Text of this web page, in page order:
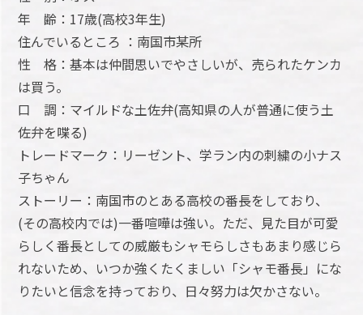
年 齢：17歳(高校3年生)
住んでいるところ ：南国市某所
性 格：基本は仲間思いでやさしいが、売られたケンカ
は買う。
口 調：マイルドな土佐弁(高知県の人が普通に使う土
佐弁を喋る)
トレードマーク：リーゼント、学ラン内の刺繍の小ナス
子ちゃん
ストーリー：南国市のとある高校の番長をしており、
(その高校内では)一番喧嘩は強い。ただ、見た目が可愛
らしく番長としての威厳もシャモらしさもあまり感じら
れないため、いつか強くたくましい「シャモ番長」にな
りたいと信念を持っており、日々努力は欠かさない。